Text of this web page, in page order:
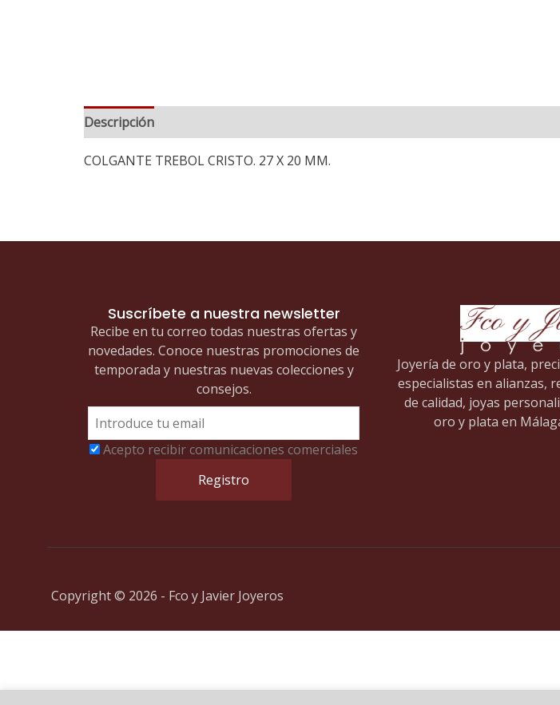
Descripción
COLGANTE TREBOL CRISTO. 27 X 20 MM.
Suscríbete a nuestra newsletter
Recibe en tu correo todas nuestras ofertas y
novedades. Conoce nuestras promociones de
temporada y nuestras nuevas colecciones y
consejos.
Acepto recibir comunicaciones comerciales
Joyería de oro y plata,
especialistas en alianzas,
de calidad, joyas
oro y plata en
Copyright © 2026 - Fco y Javier Joyeros